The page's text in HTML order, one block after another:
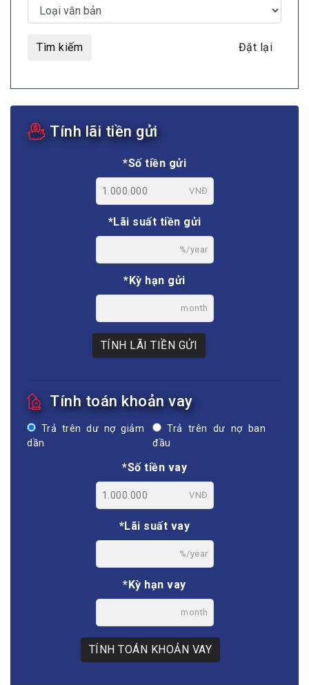
Tìm kiếm Đặt lại
Tính lãi tiền gửi
*Số tiền gửi
VNĐ
*Lãi suất tiền gửi
%/year
*Kỳ hạn gửi
month
TÍNH LÃI TIỀN GỬI
Tính toán khoản vay
Trả trên dư nợ giảm
dần
Trả trên dư nợ ban
đầu
*Số tiền vay
VNĐ
*Lãi suất vay
%/year
*Kỳ hạn vay
month
TÍNH TOÁN KHOẢN VAY